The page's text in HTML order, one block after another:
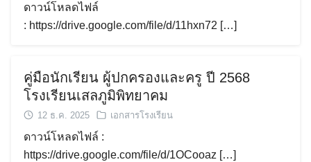
ดาวน์โหลดไฟล์
: https://drive.google.com/file/d/11hxn72 […]
คู่มือนักเรียน ผู้ปกครองและครู ปี 2568
โรงเรียนเสลภูมิพิทยาคม
12 ธ.ค. 2025 เอกสารโรงเรียน
ดาวน์โหลดไฟล์ :
https://drive.google.com/file/d/1OCooaz […]